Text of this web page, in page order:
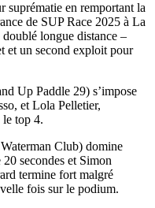
en remportant la
de SUP Race 2025 à La
longue distance –
et un second exploit pour
Up Paddle 29) s’impose
et Lola Pelletier,
le top 4.
Club) domine
secondes et Simon
termine fort malgré
fois sur le podium.